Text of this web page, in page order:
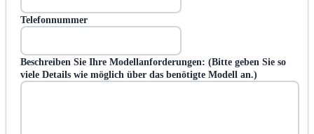
Telefonnummer
Beschreiben Sie Ihre Modellanforderungen: (Bitte geben Sie so
viele Details wie möglich über das benötigte Modell an.)